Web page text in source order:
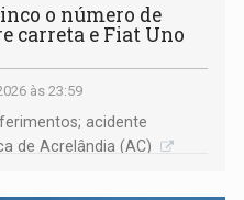
o número de
carreta e Fiat Uno
às 23:59
acidente
de Acrelândia (AC)